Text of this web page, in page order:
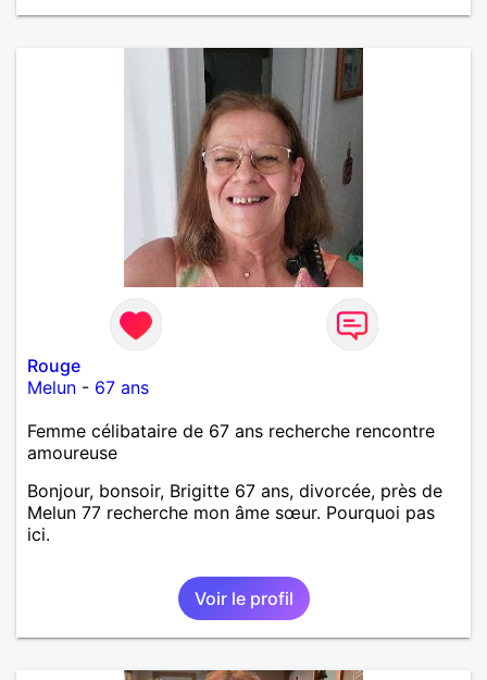
Rouge
Melun - 67 ans
Femme célibataire de 67 ans recherche rencontre
amoureuse
Bonjour, bonsoir, Brigitte 67 ans, divorcée, près de
Melun 77 recherche mon âme sœur. Pourquoi pas
ici.
Voir le profil